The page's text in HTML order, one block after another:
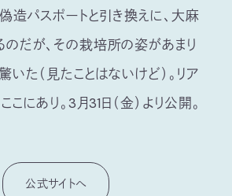
造パスポートと引き換えに、大麻
だが、その栽培所の姿があまり
いた（見たことはないけど）。リア
こにあり。3月31日（金）より公開。
公式サイトへ